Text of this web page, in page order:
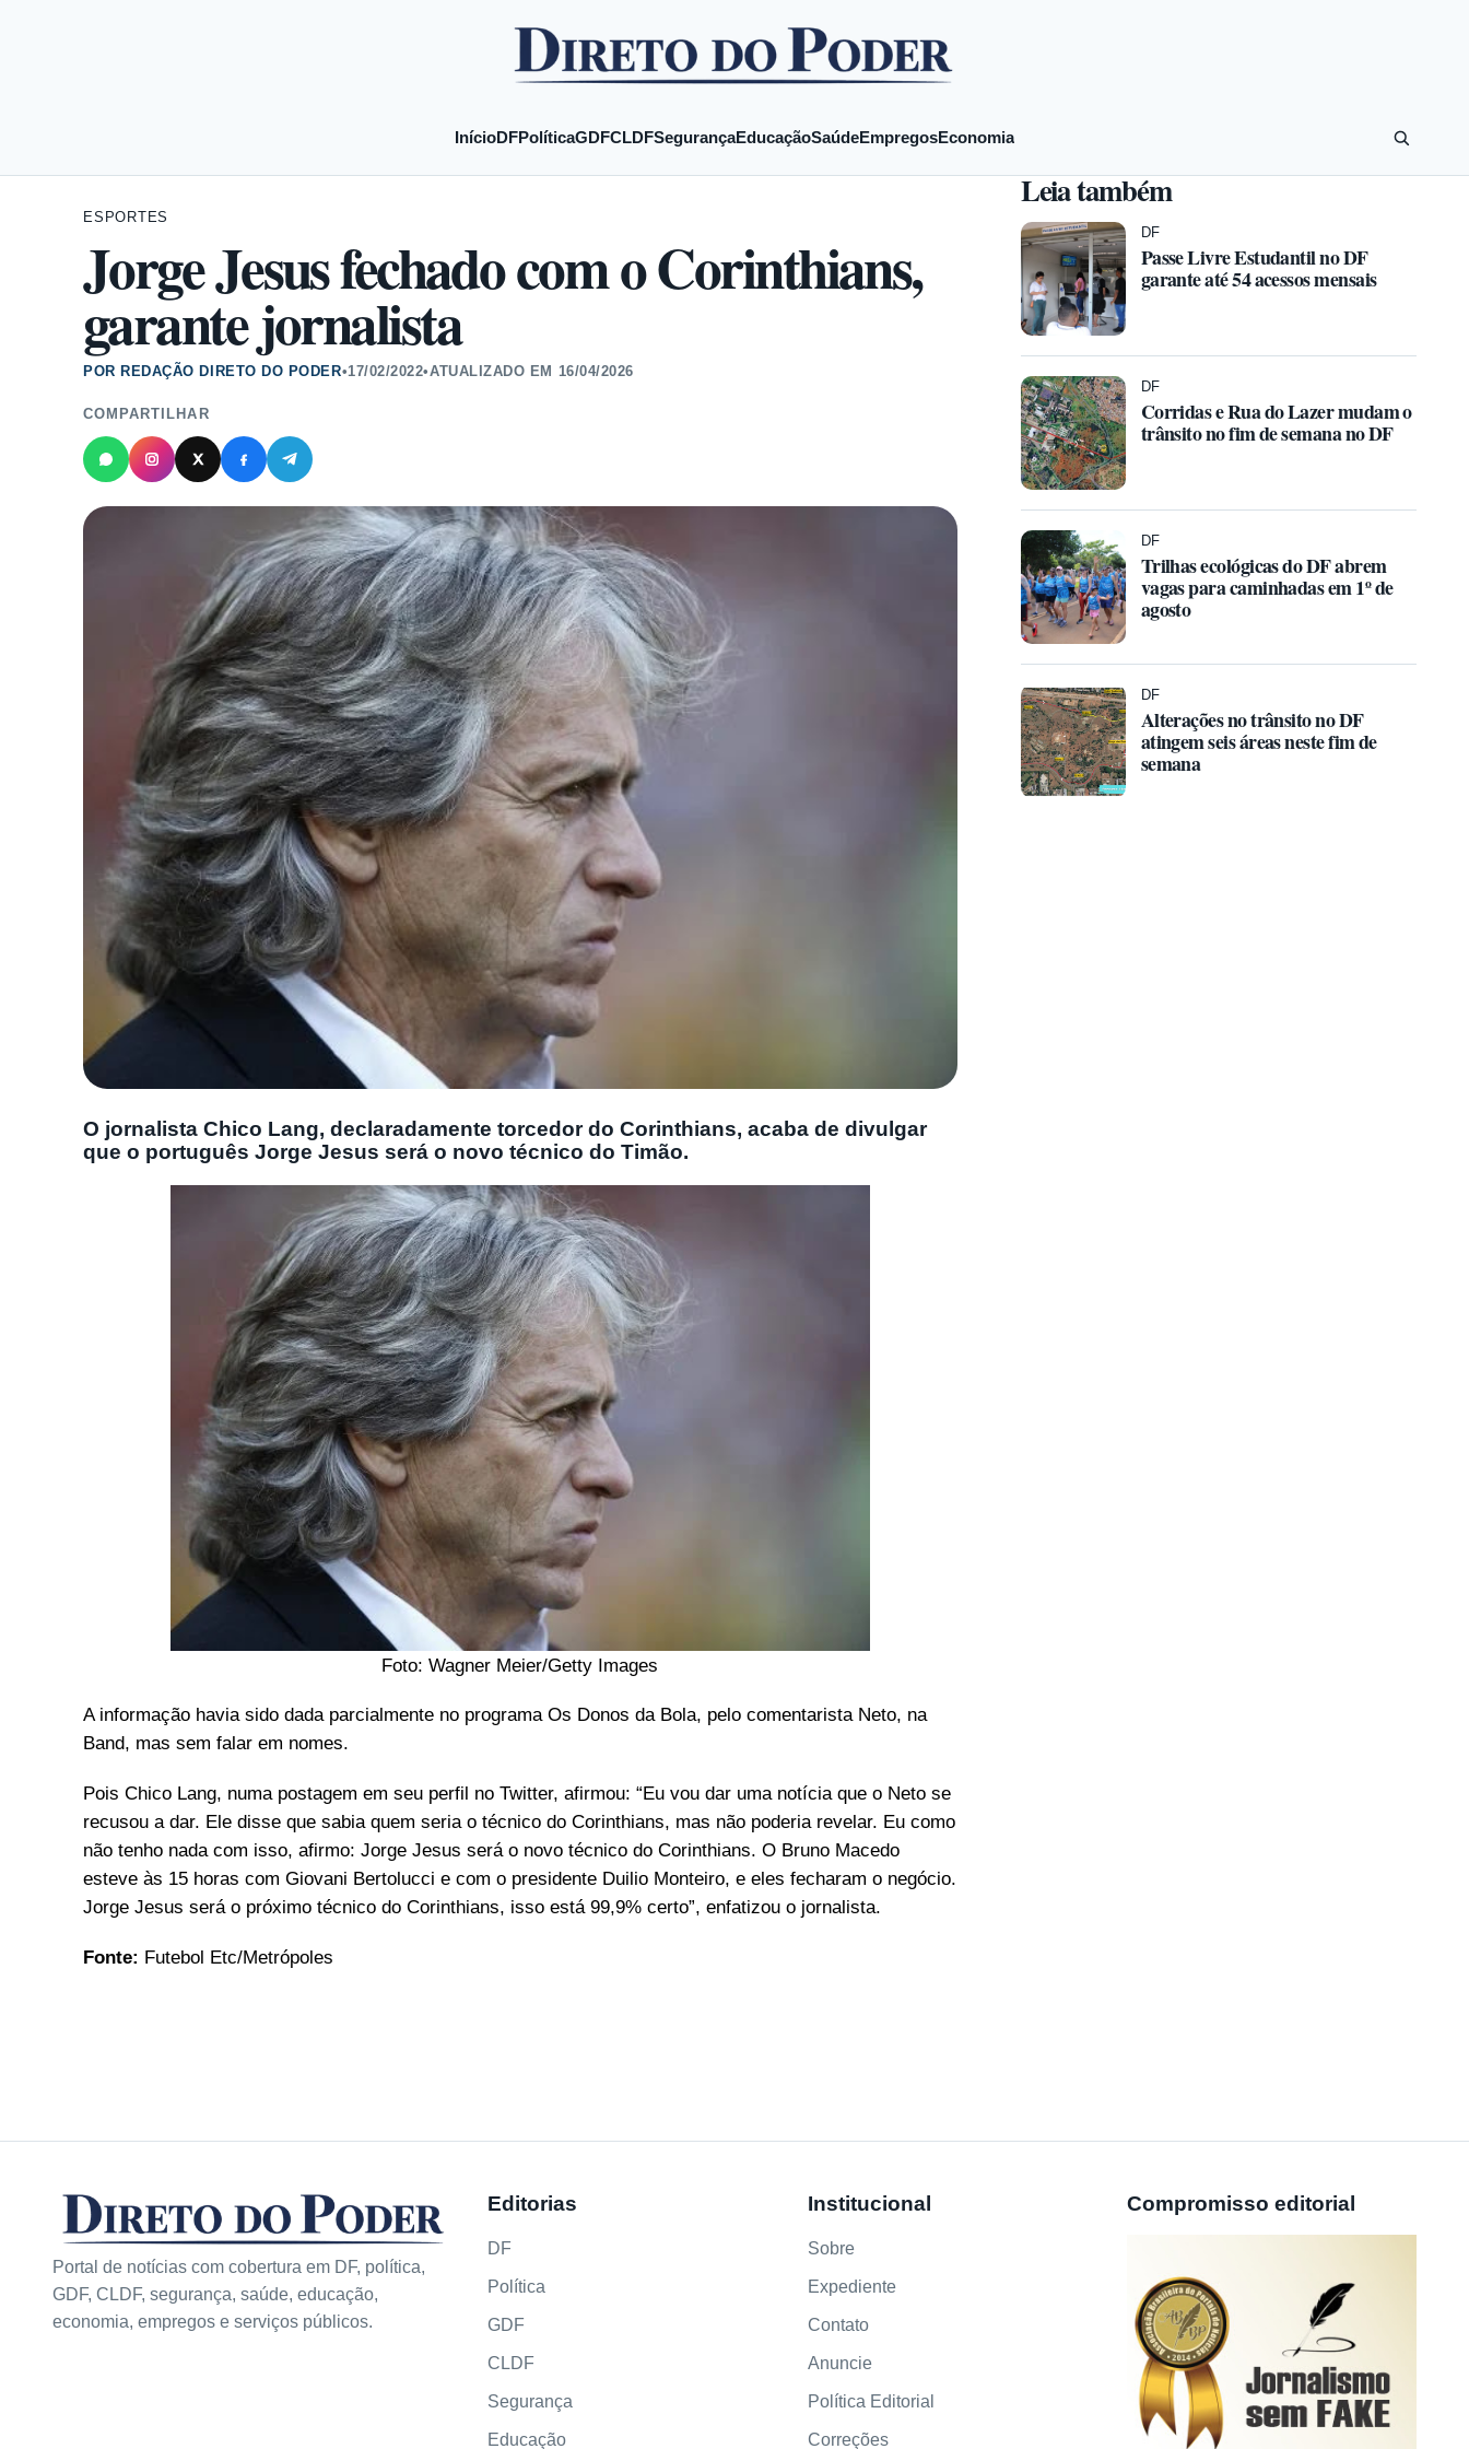
InícioDFPolíticaGDFCLDFSegurançaEducaçãoSaúdeEmpregosEconomia
ESPORTES
Jorge Jesus fechado com o Corinthians,
garante jornalista
POR REDAÇÃO DIRETO DO PODER•17/02/2022•ATUALIZADO EM 16/04/2026
COMPARTILHAR
O jornalista Chico Lang, declaradamente torcedor do Corinthians, acaba de divulgar
que o português Jorge Jesus será o novo técnico do Timão.
Foto: Wagner Meier/Getty Images
A informação havia sido dada parcialmente no programa Os Donos da Bola, pelo comentarista Neto, na
Band, mas sem falar em nomes.
Pois Chico Lang, numa postagem em seu perfil no Twitter, afirmou: “Eu vou dar uma notícia que o Neto se
recusou a dar. Ele disse que sabia quem seria o técnico do Corinthians, mas não poderia revelar. Eu como
não tenho nada com isso, afirmo: Jorge Jesus será o novo técnico do Corinthians. O Bruno Macedo
esteve às 15 horas com Giovani Bertolucci e com o presidente Duilio Monteiro, e eles fecharam o negócio.
Jorge Jesus será o próximo técnico do Corinthians, isso está 99,9% certo”, enfatizou o jornalista.
Fonte: Futebol Etc/Metrópoles
Leia também
DF
Passe Livre Estudantil no DF
garante até 54 acessos mensais
DF
Corridas e Rua do Lazer mudam o
trânsito no fim de semana no DF
DF
Trilhas ecológicas do DF abrem
vagas para caminhadas em 1º de
agosto
DF
Alterações no trânsito no DF
atingem seis áreas neste fim de
semana
Portal de notícias com cobertura em DF, política,
GDF, CLDF, segurança, saúde, educação,
economia, empregos e serviços públicos.
Editorias
DF
Política
GDF
CLDF
Segurança
Educação
Institucional
Sobre
Expediente
Contato
Anuncie
Política Editorial
Correções
Compromisso editorial